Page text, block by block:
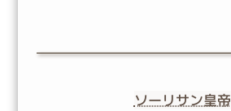
ソーリサン皇帝